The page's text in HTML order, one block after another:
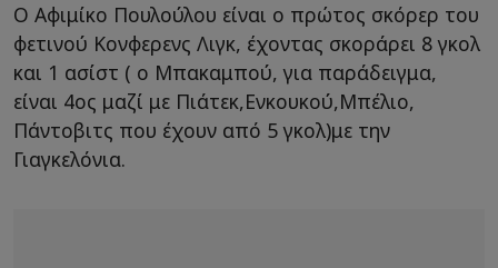
Ο Αφιμίκο Πουλούλου είναι ο πρώτος σκόρερ του
φετινού Kονφερενς Λιγκ, έχοντας σκοράρει 8 γκολ
και 1 ασίστ ( ο Μπακαμπού, για παράδειγμα,
είναι 4ος μαζί με Πιάτεκ,Ενκουκού,Μπέλιο,
Πάντοβιτς που έχουν από 5 γκολ)με την
Γιαγκελόνια.